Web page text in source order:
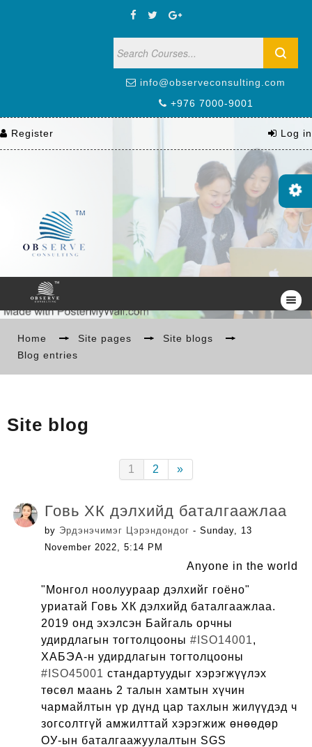
info@observeconsulting.com
+976 7000-9001
Register Log in
БИДНИЙ ТУХАЙ
СУРГАЛТ
Home → Site pages → Site blogs
→
Blog entries
Site blog
1 (current)
2 »
Говь ХК дэлхийд баталгаажлаа
by Эрдэнэчимэг Цэрэндондог - Sunday, 13
November 2022, 5:14 PM
Anyone in the world
"Монгол ноолуураар дэлхийг гоёно"
уриатай Говь ХК дэлхийд баталгаажлаа.
2019 онд эхэлсэн Байгаль орчны
удирдлагын тогтолцооны #ISO14001,
ХАБЭА-н удирдлагын тогтолцооны
#ISO45001 стандартуудыг хэрэгжүүлэх
төсөл маань 2 талын хамтын хүчин
чармайлтын үр дүнд цар тахлын жилүүдэд ч
зогсолтгүй амжилттай хэрэгжиж өнөөдөр
ОУ-ын баталгаажуулалтын SGS